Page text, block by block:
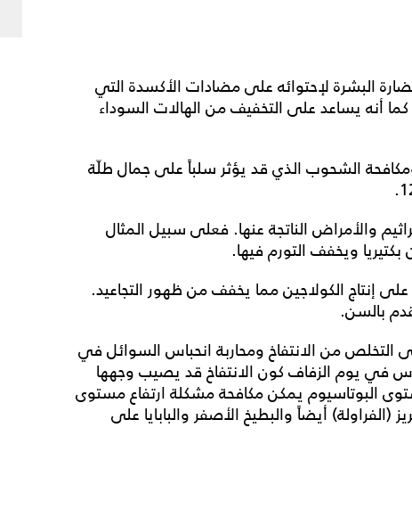
البشرة لإحتوائه على مضادات الأكسدة التي
أنه يساعد على التخفيفمن الهالات السوداء
الشحوب الذي قد يؤثر سلباً على جمال طلّة
والأمراض الناتجة عنها. فعلى سبيل المثال
ويخفف التورم فيها.
الكولاجينمما يخففمن ظهور التجاعيد.
التخلصمن الانتفاخ ومحاربة انحباس السوائلفي
في يوم الزفاف كون الانتفاخ قد يصيب وجهها
البوتاسيوم يمكن مكافحة مشكلة ارتفاع مستوى
(الفراولة) أيضاً والبطيخ الأصفر والبابايا على